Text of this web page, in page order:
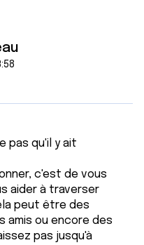
pas qu'il y ait
c'est de vous
aider à traverser
peut être des
amis ou encore des
pas jusqu'à